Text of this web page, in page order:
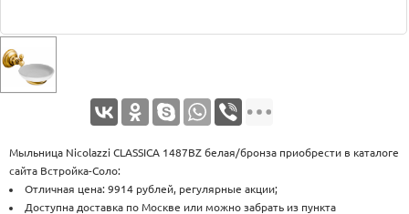
Мыльница Nicolazzi CLASSICA 1487BZ белая/бронза приобрести в каталоге
сайта Встройка-Соло:
Отличная цена: 9914 рублей, регулярные акции;
Доступна доставка по Москве или можно забрать из пункта